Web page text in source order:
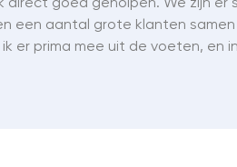
een aantal grote klanten
er prima mee uit de voeten, en